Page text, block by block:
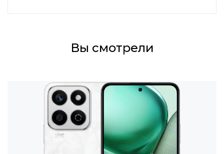
Вы смотрели